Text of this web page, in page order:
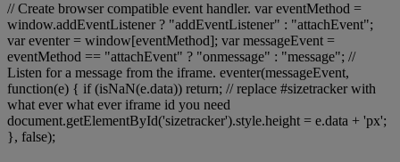
// Create browser compatible event handler. var eventMethod =
window.addEventListener ? "addEventListener" : "attachEvent";
var eventer = window[eventMethod]; var messageEvent =
eventMethod == "attachEvent" ? "onmessage" : "message"; //
Listen for a message from the iframe. eventer(messageEvent,
function(e) { if (isNaN(e.data)) return; // replace #sizetracker with
what ever what ever iframe id you need
document.getElementById('sizetracker').style.height = e.data + 'px';
}, false);